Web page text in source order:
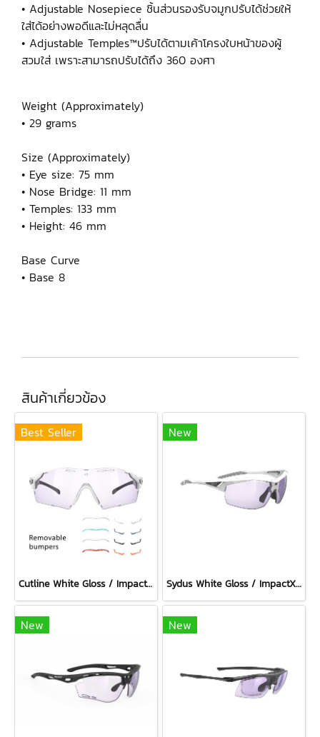
• Adjustable Nosepiece ชิ้นส่วนรองรับจมูกปรับได้ช่วยให้
ใส่ได้อย่างพอดีและไม่หลุดลื่น
• Adjustable Temples™ปรับได้ตามเค้าโครงใบหน้าของผู้
สวมใส่ เพราะสามารถปรับได้ถึง 360 องศา
Weight (Approximately)
• 29 grams
Size (Approximately)
• Eye size: 75 mm
• Nose Bridge: 11 mm
• Temples: 133 mm
• Height: 46 mm
Base Curve
• Base 8
สินค้าเกี่ยวข้อง
Best Seller
Cutline White Gloss / ImpactX Photochromic 2 Laser Purple with bumpers set
New
Sydus White Gloss / ImpactX Photochromic 2 Laser Purple
New New